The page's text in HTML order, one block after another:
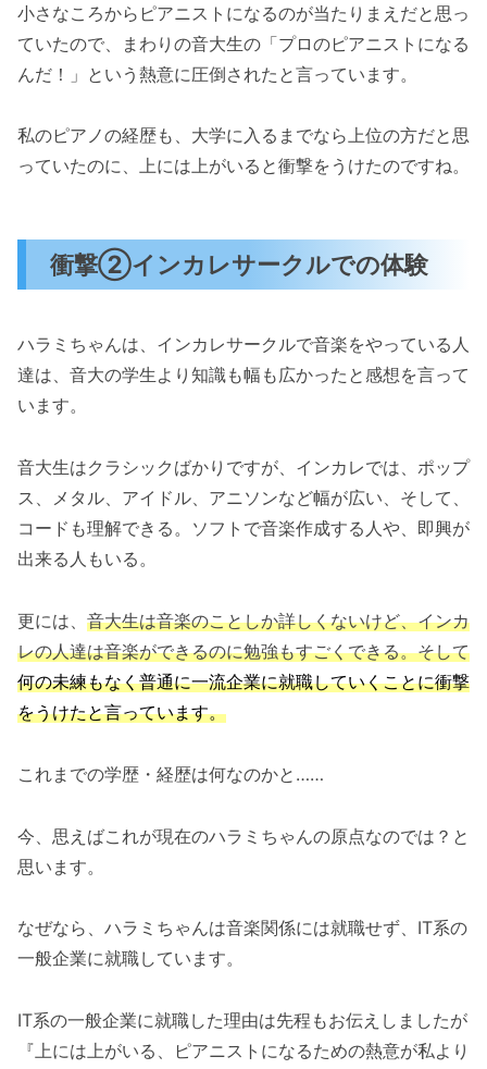
小さなころからピアニストになるのが当たりまえだと思っ
ていたので、まわりの音大生の「プロのピアニストになる
んだ！」という熱意に圧倒されたと言っています。
私のピアノの経歴も、大学に入るまでなら上位の方だと思
っていたのに、上には上がいると衝撃をうけたのですね。
衝撃②インカレサークルでの体験
ハラミちゃんは、インカレサークルで音楽をやっている人
達は、音大の学生より知識も幅も広かったと感想を言って
います。
音大生はクラシックばかりですが、インカレでは、ポップ
ス、メタル、アイドル、アニソンなど幅が広い、そして、
コードも理解できる。ソフトで音楽作成する人や、即興が
出来る人もいる。
更には、 音大生は音楽のことしか詳しくないけど、インカ
レの人達は音楽ができるのに勉強もすごくできる。そして
何の未練もなく普通に一流企業に就職していくことに衝撃
をうけたと言っています。
これまでの学歴・経歴は何なのかと……
今、思えばこれが現在のハラミちゃんの原点なのでは？と
思います。
なぜなら、ハラミちゃんは音楽関係には就職せず、IT系の
一般企業に就職しています。
IT系の一般企業に就職した理由は先程もお伝えしましたが
『上には上がいる、ピアニストになるための熱意が私より